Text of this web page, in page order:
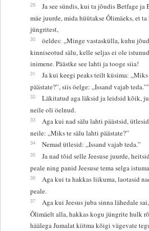
29
Ja see sündis, kui ta jõudis Betfage ja
mäe juurde, mida hüütakse Õlimäeks, et
jüngritest,
30
öeldes: „Minge vastaskülla, kuhu
kinniseotud sälu, kelle seljas ei ole
inimene. Päästke see lahti ja tooge siia!
31
Ja kui keegi peaks teilt küsima:
päästate?”, siis öelge: „Issand vajab teda.””
32
Läkitatud aga läksid ja leidsid kõik,
neile oli öelnud.
33
Aga kui nad sälu lahti päästsid,
neile: „Miks te sälu lahti päästate?”
34 Nemad ütlesid: „Issand vajab teda.”
35
Ja nad tõid selle Jeesuse juurde,
peale ning panid Jeesuse tema selga
36
Aga kui ta hakkas liikuma, laotasid
peale.
37
Aga kui Jeesus juba sinna lähedale
Õlimäelt alla, hakkas kogu jüngrite hulk
häälega Jumalat kiitma kõigi vägevate